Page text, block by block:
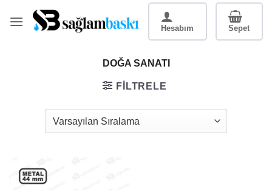
atla
DOĞA SANATI
FILTRELE